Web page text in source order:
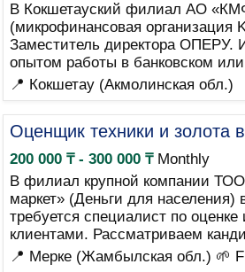
В Кокшетауский филиал АО
(микрофинансовая организация
Заместитель директора ОПЕРУ.
опытом работы в банковском
📍 Кокшетау (Акмолинская обл.)
Оценщик техники и золота
200 000 ₸ - 300 000 ₸Monthly
В филиал крупной компании
маркет» (Деньги для населения)
требуется специалист по оценке
клиентами. Рассматриваем
📍 Мерке (Жамбылская обл.) 🌱